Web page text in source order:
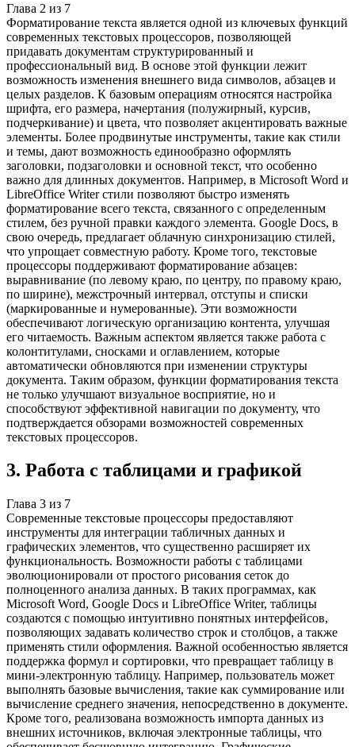
Глава 2 из 7
Форматирование текста является одной из ключевых функций
современных текстовых процессоров, позволяющей
придавать документам структурированный и
профессиональный вид. В основе этой функции лежит
возможность изменения внешнего вида символов, абзацев и
целых разделов. К базовым операциям относятся настройка
шрифта, его размера, начертания (полужирный, курсив,
подчеркивание) и цвета, что позволяет акцентировать важные
элементы. Более продвинутые инструменты, такие как стили
и темы, дают возможность единообразно оформлять
заголовки, подзаголовки и основной текст, что особенно
важно для длинных документов. Например, в Microsoft Word и
LibreOffice Writer стили позволяют быстро изменять
форматирование всего текста, связанного с определенным
стилем, без ручной правки каждого элемента. Google Docs, в
свою очередь, предлагает облачную синхронизацию стилей,
что упрощает совместную работу. Кроме того, текстовые
процессоры поддерживают форматирование абзацев:
выравнивание (по левому краю, по центру, по правому краю,
по ширине), межстрочный интервал, отступы и списки
(маркированные и нумерованные). Эти возможности
обеспечивают логическую организацию контента, улучшая
его читаемость. Важным аспектом является также работа с
колонтитулами, сносками и оглавлением, которые
автоматически обновляются при изменении структуры
документа. Таким образом, функции форматирования текста
не только улучшают визуальное восприятие, но и
способствуют эффективной навигации по документу, что
подтверждается обзорами возможностей современных
текстовых процессоров.
3. Работа с таблицами и графикой
Глава 3 из 7
Современные текстовые процессоры предоставляют
инструменты для интеграции табличных данных и
графических элементов, что существенно расширяет их
функциональность. Возможности работы с таблицами
эволюционировали от простого рисования сеток до
полноценного анализа данных. В таких программах, как
Microsoft Word, Google Docs и LibreOffice Writer, таблицы
создаются с помощью интуитивно понятных интерфейсов,
позволяющих задавать количество строк и столбцов, а также
применять стили оформления. Важной особенностью является
поддержка формул и сортировки, что превращает таблицу в
мини-электронную таблицу. Например, пользователь может
выполнять базовые вычисления, такие как суммирование или
вычисление среднего значения, непосредственно в документе.
Кроме того, реализована возможность импорта данных из
внешних источников, включая электронные таблицы, что